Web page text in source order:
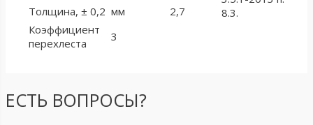
8.3.
Толщина, ± 0,2 мм
2,7
Коэффициент
перехлеста
3
ЕСТЬ ВОПРОСЫ?